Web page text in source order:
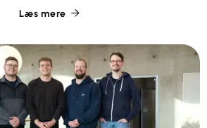
Læs mere 